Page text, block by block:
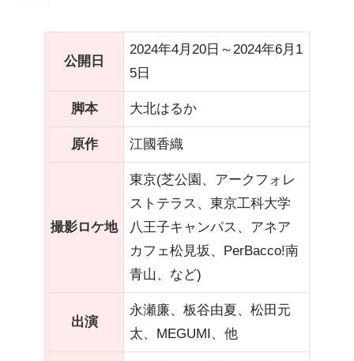
公開日
2024年4月20日～2024年6月1
5日
脚本 大北はるか
原作 江國香織
撮影ロケ地
東京(芝公園、アークフォレ
ストテラス、東京工科大学
八王子キャンパス、アネア
カフェ松見坂、PerBacco!南
青山、など)
出演
永瀬廉、板谷由夏、松田元
太、MEGUMI、他